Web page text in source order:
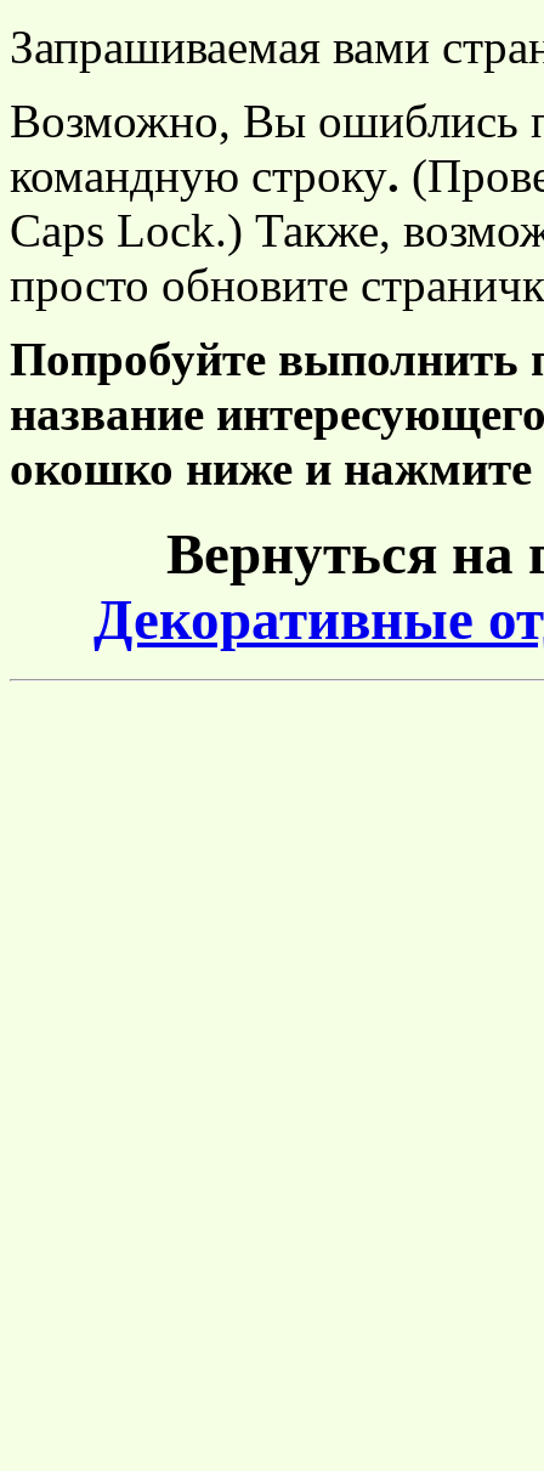
Запрашиваемая вами
Возможно, Вы ошиблись
командную строку.
Caps Lock.) Также,
просто обновите
Попробуйте выполнить
название
окошко ниже и
Вернуться на
Декоративные